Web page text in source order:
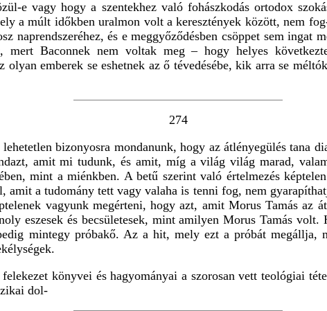
e vagy hogy a szentekhez való fohászkodás ortodox
a múlt időkben uralmon volt a keresztények között, nem
naprendszeréhez, és e meggyőződésben csöppet sem
mert Baconnek nem voltak meg – hogy helyes
emberek se eshetnek az ő tévedésébe, kik arra se
274
bizonyosra mondanunk, hogy az átlényegülés tana
amit mi tudunk, és amit, míg a világ világ marad,
mint a miénkben. A betű szerint való értelmezés
amit a tudomány tett vagy valaha is tenni fog, nem
vagyunk megérteni, hogy azt, amit Morus Tamás az
eszesek és becsületesek, mint amilyen Morus Tamás
mintegy próbakő. Az a hit, mely ezt a próbát megállja,
könyvei és hagyományai a szorosan vett teológiai
dol-